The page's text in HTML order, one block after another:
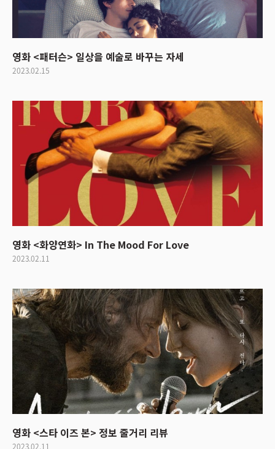
영화 <패터슨> 일상을 예술로 바꾸는 자세
2023.02.15
영화 <화양연화> In The Mood For Love
2023.02.11
영화 <스타 이즈 본> 정보 줄거리 리뷰
2023.02.11